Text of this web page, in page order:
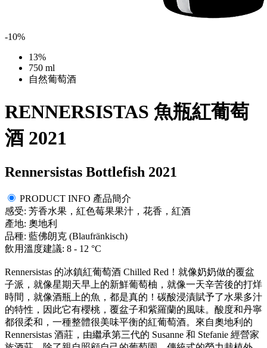
-10%
13%
750 ml
自然葡萄酒
RENNERSISTAS 魚瓶紅葡萄
酒 2021
Rennersistas Bottlefish 2021
PRODUCT INFO 產品簡介
感受: 芳香水果，紅色莓果果汁，花香，紅酒
產地: 奧地利
品種: 藍佛朗克 (Blaufränkisch)
飲用溫度建議: 8 - 12 °C
Rennersistas 的冰鎮紅葡萄酒 Chilled Red！就像奶奶做的覆盆
子派，就像星期天早上的新鮮葡萄柚，就像一天辛苦後的打烊
時間，就像酒瓶上的魚，都是真的！碳酸浸漬賦予了水果多汁
的特性，因此它有櫻桃，覆盆子和紫羅蘭的風味。酸度和丹寧
都很柔和，一種整體很美味平衡的紅葡萄酒。來自奧地利的
Rennersistas 酒莊，由繼承第三代的 Susanne 和 Stefanie 經營家